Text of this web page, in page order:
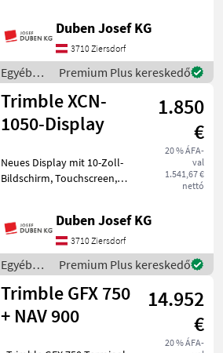
2, 5 cm Genauigkeit bei
Trimble-Lenksystem
realisieren zu können,
kompa
Duben Josef KG
3710 Ziersdorf
Egyéb
traktor
tartozékok
/ Trimble
Premium Plus kereskedő
Trimble XCN-
1050-Display
1.850
€
20 % ÁFA-
val
1.541,67 €
nettó
Neues Display mit 10-Zoll-
Bildschirm, Touchscreen,
allen gängigen
Traktormarken und
Geräteherstellern (ISOBUS)
kom
Duben Josef KG
3710 Ziersdorf
Egyéb
traktor
tartozékok
/ Trimble
Premium Plus kereskedő
Trimble GFX 750
+ NAV 900
14.952
€
20 % ÁFA-